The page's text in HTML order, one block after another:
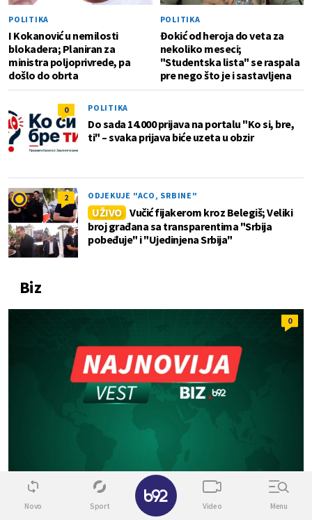
POLITIKA
I Kokanović u nemilosti
blokadera; Planiran za
ministra poljoprivrede, pa
došlo do obrta
POLITIKA
Đokić od heroja do veta za
nekoliko meseci;
"Studentska lista" se raspala
pre nego što je i sastavljena
0 POLITIKA
Do sada 14.000 prijava na portalu "Ko si, bre,
ti" – svaka prijava biće uzeta u obzir
2 ODJEKUJE "ACO, SRBINE"
UŽIVO Vučić fijakerom kroz Belegiš; Veliki
broj građana sa transparentima "Srbija
pobeđuje" i "Ujedinjena Srbija"
Biz
0
Novo Sport Video Menu
✕